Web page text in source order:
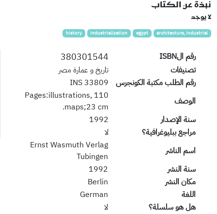
نبذة عن الكتاب
لا يوجد
architecture, industrial
egypt
industrialization
history
رقم الISBN 380301544
تصنيفات
تاريخ و عمارة مصر
رقم الطلب مكتبة الكونجرس
33809 INS
الوصف
110 Pages:illustrations,
maps;23 cm.
سنة الإصدار
1992
مراجع ببليوغرافية؟
لا
اسم الناشر
Ernst Wasmuth Verlag
Tubingen
سنة النشر
1992
مكان النشر
Berlin
اللغة
German
هل هو سلسلة؟
لا